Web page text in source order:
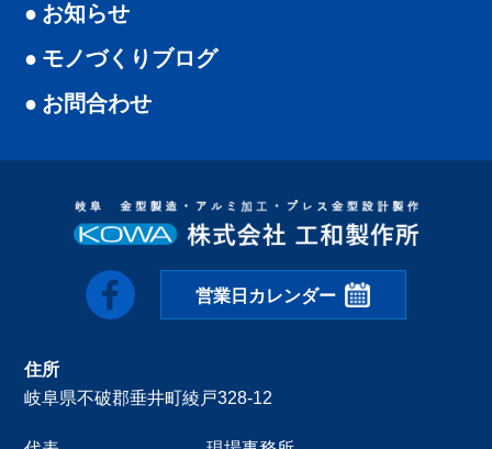
お知らせ
モノづくりブログ
お問合わせ
営業日カレンダー
住所
岐阜県不破郡垂井町綾戸328-12